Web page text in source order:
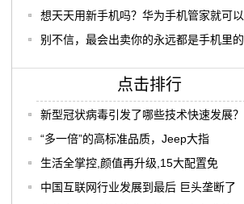
想天天用新手机吗？华为手机管家就可以
别不信，最会出卖你的永远都是手机里的
点击排行
新型冠状病毒引发了哪些技术快速发展？
“多一倍”的高标准品质，Jeep大指
生活全掌控,颜值再升级,15大配置免
中国互联网行业发展到最后 巨头垄断了